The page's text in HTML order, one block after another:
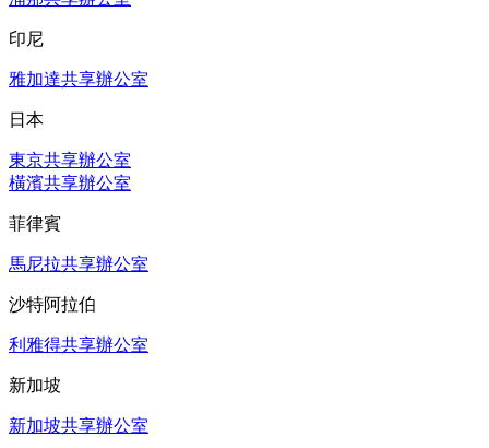
印尼
雅加達共享辦公室
日本
東京共享辦公室
橫濱共享辦公室
菲律賓
馬尼拉共享辦公室
沙特阿拉伯
利雅得共享辦公室
新加坡
新加坡共享辦公室